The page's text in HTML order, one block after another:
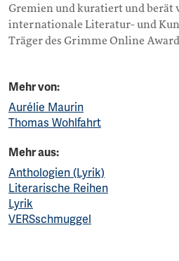
Gremien und kuratiert und berät
internationale Literatur- und
Träger des Grimme Online
Mehr von:
Aurélie Maurin
Thomas Wohlfahrt
Mehr aus:
Anthologien (Lyrik)
Literarische Reihen
Lyrik
VERSschmuggel